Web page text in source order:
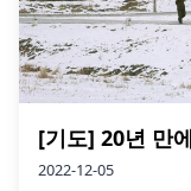
[기도] 20년 만
2022-12-05